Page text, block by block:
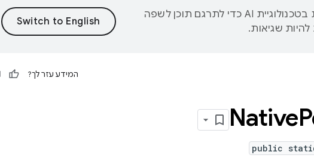
‫Google משתמשת בטכנולוגיית AI כדי לתרגם תוכן לשפה
שגיאות.
המידע עזר לך?
Native
public